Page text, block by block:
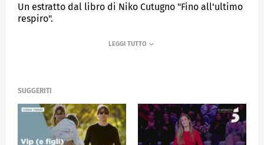
Un estratto dal libro di Niko Cutugno "Fino all'ultimo
respiro".
VERISSIMO
SUGGERITI